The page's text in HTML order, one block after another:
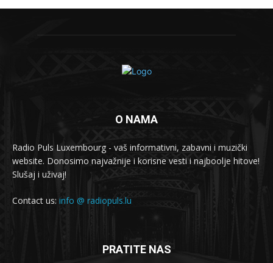
O NAMA
Radio Puls Luxembourg - vaš informativni, zabavni i muzički
website. Donosimo najvažnije i korisne vesti i najboolje hitove!
Slušaj i uživaj!
Contact us: info @ radiopuls.lu
PRATITE NAS